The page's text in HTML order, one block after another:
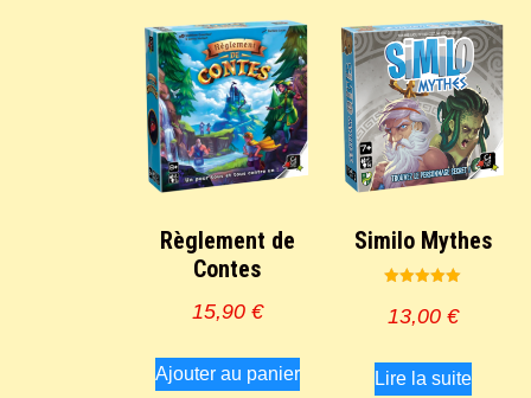
Règlement de
Contes
15,90 €
Ajouter au panier
Similo Mythes
5.00
sur 5
13,00 €
Lire la suite